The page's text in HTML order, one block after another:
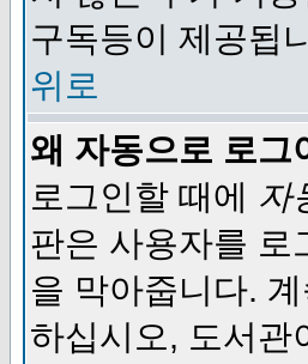
구독등이 제공됩
위로
왜 자동으로 로그
로그인할 때에 자
판은 사용자를 로
을 막아줍니다.
하십시오, 도서관